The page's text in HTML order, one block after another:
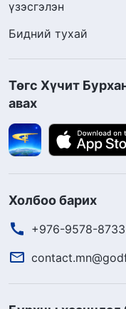
үзэсгэлэн
Бидний тухай
Төгс Хүчит
авах
Холбоо барих
+976-9578-8733